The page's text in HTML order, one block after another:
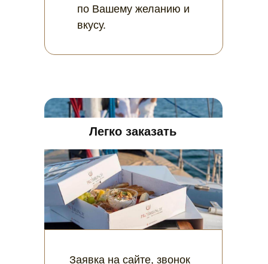
Легко заказать
по Вашему желанию и
вкусу.
Заявка на сайте, звонок